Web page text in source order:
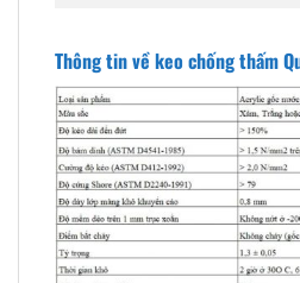
Thông tin về keo chống thấm